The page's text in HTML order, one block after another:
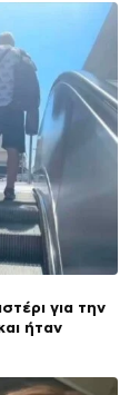
για την
ήταν